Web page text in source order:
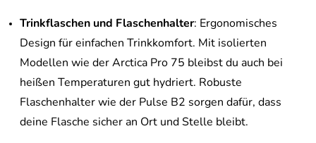
Trinkflaschen und Flaschenhalter: Ergonomisches
Design für einfachen Trinkkomfort. Mit isolierten
Modellen wie der Arctica Pro 75 bleibst du auch bei
heißen Temperaturen gut hydriert. Robuste
Flaschenhalter wie der Pulse B2 sorgen dafür, dass
deine Flasche sicher an Ort und Stelle bleibt.